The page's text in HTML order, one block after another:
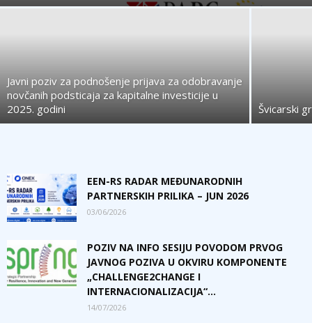
Javni poziv za podnošenje prijava za odobravanje
novčanih podsticaja za kapitalne investicije u
2025. godini
Švicarski
EEN-RS RADAR MEĐUNARODNIH
PARTNERSKIH PRILIKA – JUN 2026
03/06/2026
POZIV NA INFO SESIJU POVODOM PRVOG
JAVNOG POZIVA U OKVIRU KOMPONENTE
„CHALLENGE2CHANGE I
INTERNACIONALIZACIJA“...
14/07/2026